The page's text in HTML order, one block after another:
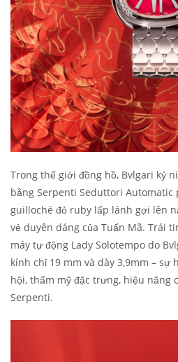
Trong thế giới đồng hồ, Bvlgari kỷ
bằng Serpenti Seduttori
guilloché đỏ ruby lấp lánh gợi lên
vẻ duyên dáng của Tuấn Mã. Trái
máy tự động Lady Solotempo do
kính chỉ 19 mm và dày 3,9mm – sự
hội, thẩm mỹ đặc trưng, hiệu năng
Serpenti.